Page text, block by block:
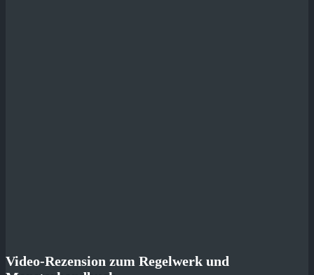
Video-Rezension zum Regelwerk und